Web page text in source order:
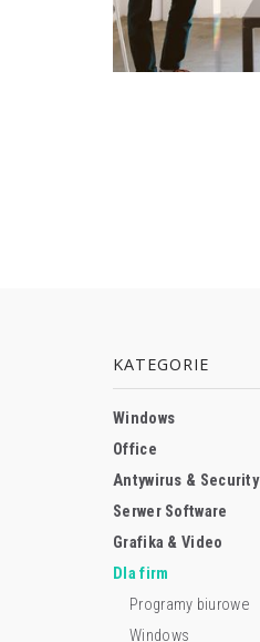
KATEGORIE
Windows
Office
Antywirus & Security
Serwer Software
Grafika & Video
Dla firm
Programy biurowe
Windows